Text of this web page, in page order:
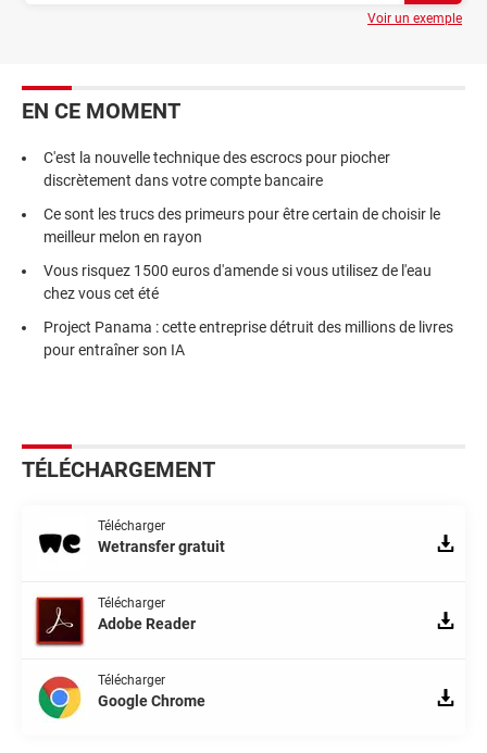
Voir un exemple
EN CE MOMENT
C'est la nouvelle technique des escrocs pour piocher
discrètement dans votre compte bancaire
Ce sont les trucs des primeurs pour être certain de choisir le
meilleur melon en rayon
Vous risquez 1500 euros d'amende si vous utilisez de l'eau
chez vous cet été
Project Panama : cette entreprise détruit des millions de livres
pour entraîner son IA
TÉLÉCHARGEMENT
Télécharger
Wetransfer gratuit
Télécharger
Adobe Reader
Télécharger
Google Chrome